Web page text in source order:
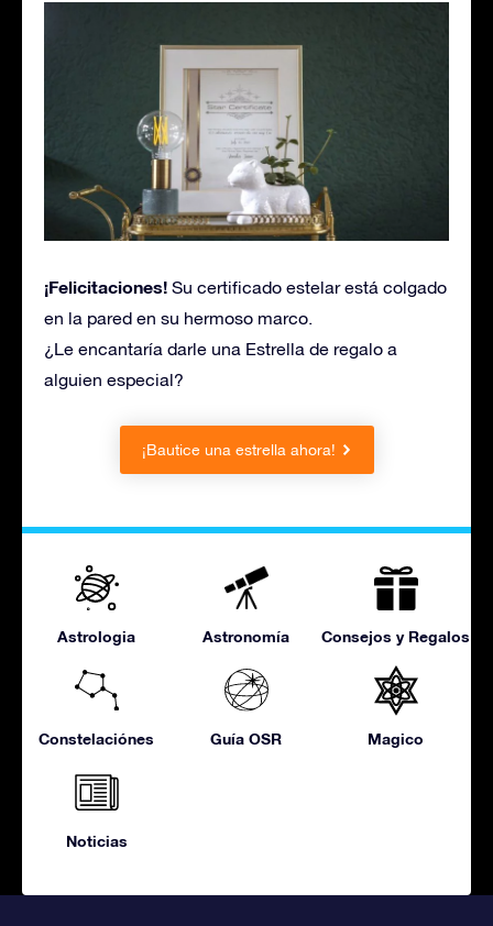
¡Felicitaciones! Su certificado estelar está colgado
en la pared en su hermoso marco.
¿Le encantaría darle una Estrella de regalo a
alguien especial?
¡Bautice una estrella ahora!
Astrologia Astronomía Consejos y Regalos
Constelaciónes Guía OSR Magico
Noticias